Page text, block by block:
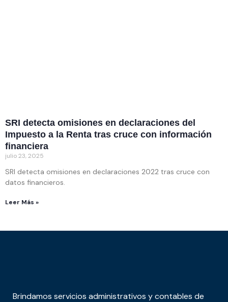
SRI detecta omisiones en declaraciones del
Impuesto a la Renta tras cruce con información
financiera
julio 23, 2025
SRI detecta omisiones en declaraciones 2022 tras cruce con
datos financieros.
Leer Más »
Brindamos servicios administrativos y contables de